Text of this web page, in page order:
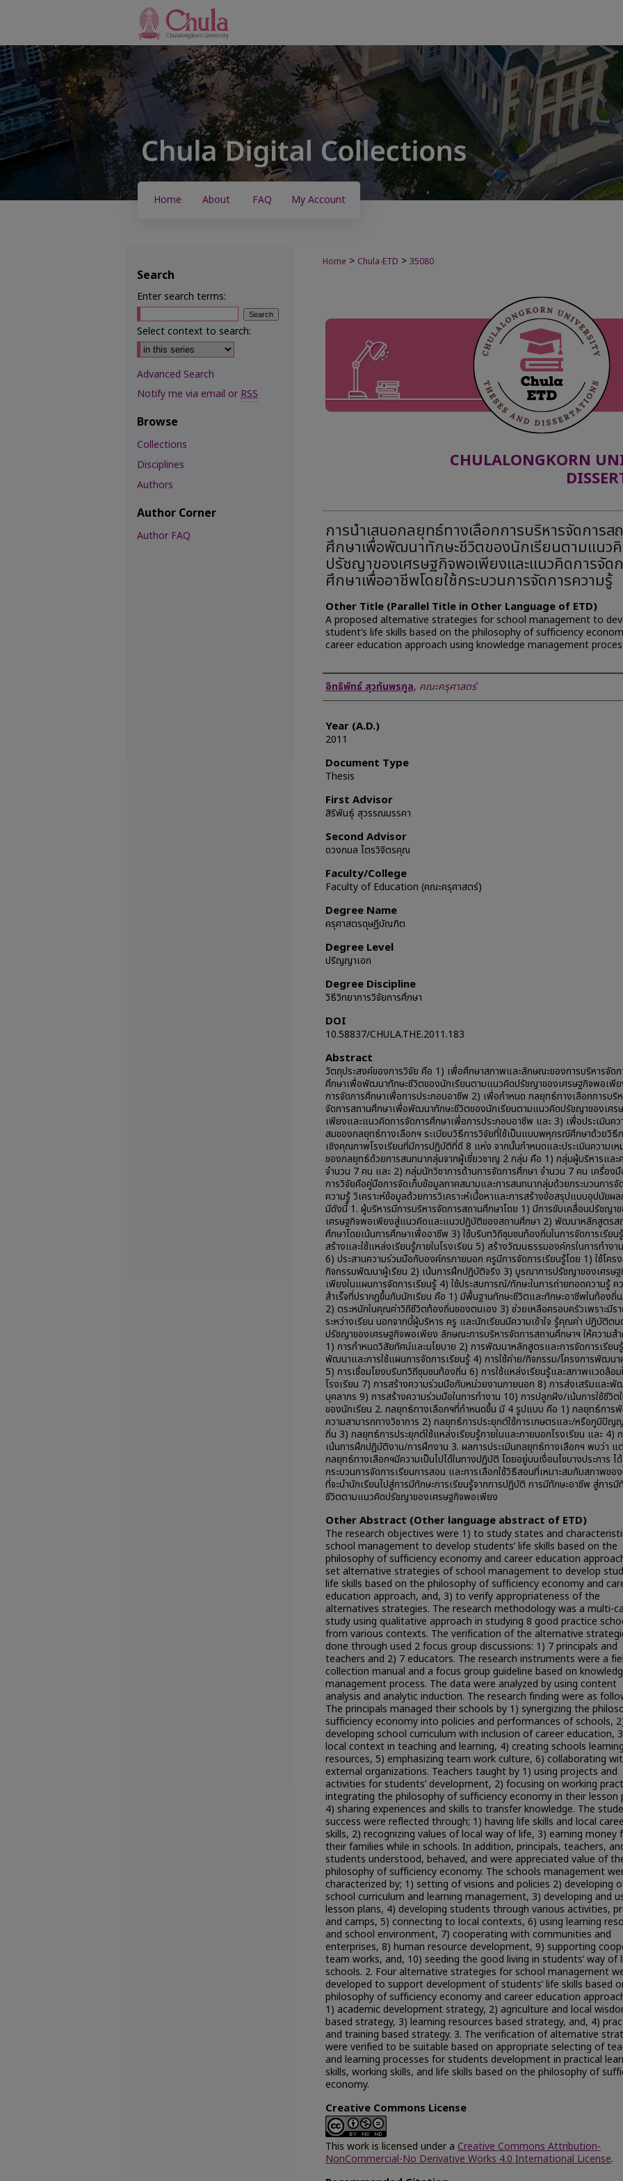
Home About FAQ My Account
Home > Chula-ETD > 35080
CHULALONGKORN
การนำเสนอกลยุทธ์ทางเลือกการบริหารจัดการส
ศึกษาเพื่อพัฒนาทักษะชีวิตของนักเรียนตามแนว
ปรัชญาของเศรษฐกิจพอเพียงและแนวคิดการจัด
ศึกษาเพื่ออาชีพโดยใช้กระบวนการจัดการความรู้
Other Title (Parallel Title in Other Language of ETD)
A proposed alternative strategies for school management to
student’s life skills based on the philosophy of sufficiency
career education approach using knowledge management
Author
อิทธิพัทธ์ สุวทันพรกูล, คณะครุศาสตร์
Year (A.D.)
2011
Document Type
Thesis
First Advisor
สิริพันธุ์ สุวรรณมรรคา
Second Advisor
ดวงกมล ไตรวิจิตรคุณ
Faculty/College
Faculty of Education (คณะครุศาสตร์)
Degree Name
ครุศาสตรดุษฎีบัณฑิต
Degree Level
ปริญญาเอก
Degree Discipline
วิธีวิทยาการวิจัยการศึกษา
DOI
10.58837/CHULA.THE.2011.183
Abstract
วัตถุประสงค์ของการวิจัย คือ 1) เพื่อศึกษาสภาพและลักษณะของการบริหารจัดก
ศึกษาเพื่อพัฒนาทักษะชีวิตของนักเรียนตามแนวคิดปรัชญาของเศรษฐกิจพอเพี
การจัดการศึกษาเพื่อการประกอบอาชีพ 2) เพื่อกำหนด กลยุทธ์ทางเลือกการบริ
จัดการสถานศึกษาเพื่อพัฒนาทักษะชีวิตของนักเรียนตามแนวคิดปรัชญาของเศร
เพียงและแนวคิดการจัดการศึกษาเพื่อการประกอบอาชีพ และ 3) เพื่อประเมินคว
สมของกลยุทธ์ทางเลือกฯ ระเบียบวิธีการวิจัยที่ใช้เป็นแบบพหุกรณีศึกษาด้วยวิธี
เชิงคุณภาพโรงเรียนที่มีการปฏิบัติที่ดี 8 แห่ง จากนั้นกำหนดและประเมินความเห
ของกลยุทธ์ด้วยการสนทนากลุ่มจากผู้เชี่ยวชาญ 2 กลุ่ม คือ 1) กลุ่มผู้บริหารและ
จำนวน 7 คน และ 2) กลุ่มนักวิชาการด้านการจัดการศึกษา จำนวน 7 คน เครื่องมื
การวิจัยคือคู่มือการจัดเก็บข้อมูลภาคสนามและการสนทนากลุ่มด้วยกระบวนการจั
ความรู้ วิเคราะห์ข้อมูลด้วยการวิเคราะห์เนื้อหาและการสร้างข้อสรุปแบบอุปนัยผล
มีดังนี้ 1. ผู้บริหารมีการบริหารจัดการสถานศึกษาโดย 1) มีการขับเคลื่อนปรัชญา
เศรษฐกิจพอเพียงสู่แนวคิดและแนวปฏิบัติของสถานศึกษา 2) พัฒนาหลักสูตรส
ศึกษาโดยเน้นการศึกษาเพื่ออาชีพ 3) ใช้บริบทวิถีชุมชนท้องถิ่นในการจัดการเรียน
สร้างและใช้แหล่งเรียนรู้ภายในโรงเรียน 5) สร้างวัฒนธรรมองค์กรในการทำงา
6) ประสานความร่วมมือกับองค์กรภายนอก ครูมีการจัดการเรียนรู้โดย 1) ใช้โคร
กิจกรรมพัฒนาผู้เรียน 2) เน้นการฝึกปฏิบัติจริง 3) บูรณาการปรัชญาของเศรษ
เพียงในแผนการจัดการเรียนรู้ 4) ใช้ประสบการณ์/ทักษะในการถ่ายทอดความรู้ ค
สำเร็จที่ปรากฏขึ้นกับนักเรียน คือ 1) มีพื้นฐานทักษะชีวิตและทักษะอาชีพในท้องถิ่
2) ตระหนักในคุณค่าวิถีชีวิตท้องถิ่นของตนเอง 3) ช่วยเหลือครอบครัวเพราะมีร
ระหว่างเรียน นอกจากนี้ผู้บริหาร ครู และนักเรียนมีความเข้าใจ รู้คุณค่า ปฏิบัติต
ปรัชญาของเศรษฐกิจพอเพียง ลักษณะการบริหารจัดการสถานศึกษาฯ ให้ความส
1) การกำหนดวิสัยทัศน์และนโยบาย 2) การพัฒนาหลักสูตรและการจัดการเรียน
พัฒนาและการใช้แผนการจัดการเรียนรู้ 4) การใช้ค่าย/กิจกรรม/โครงการพัฒนา
5) การเชื่อมโยงบริบทวิถีชุมชนท้องถิ่น 6) การใช้แหล่งเรียนรู้และสภาพแวดล้อม
โรงเรียน 7) การสร้างความร่วมมือกับหน่วยงานภายนอก 8) การส่งเสริมและพั
บุคลากร 9) การสร้างความร่วมมือในการทำงาน 10) การปลูกฝัง/เน้นการใช้ชีวิต
ของนักเรียน 2. กลยุทธ์ทางเลือกฯที่กำหนดขึ้น มี 4 รูปแบบ คือ 1) กลยุทธ์การ
ความสามารถทางวิชาการ 2) กลยุทธ์การประยุกต์ใช้การเกษตรและ/หรือภูมิปัญ
ถิ่น 3) กลยุทธ์การประยุกต์ใช้แหล่งเรียนรู้ภายในและภายนอกโรงเรียน และ 4)
เน้นการฝึกปฏิบัติงาน/การฝึกงาน 3. ผลการประเมินกลยุทธ์ทางเลือกฯ พบว่า แ
กลยุทธ์ทางเลือกฯมีความเป็นไปได้ในทางปฏิบัติ โดยอยู่บนเงื่อนไขบางประการ ไ
กระบวนการจัดการเรียนการสอน และการเลือกใช้วิธีสอนที่เหมาะสมกับสภาพขอ
ที่จะนำนักเรียนไปสู่การมีทักษะการเรียนรู้จากการปฏิบัติ การมีทักษะอาชีพ สู่การมี
ชีวิตตามแนวคิดปรัชญาของเศรษฐกิจพอเพียง
Other Abstract (Other language abstract of ETD)
The research objectives were 1) to study states and
school management to develop students’ life skills based on the
philosophy of sufficiency economy and career education
set alternative strategies of school management to develop
life skills based on the philosophy of sufficiency economy and
education approach, and, 3) to verify appropriateness of the
alternatives strategies. The research methodology was a multi-
study using qualitative approach in studying 8 good practice
from various contexts. The verification of the alternative
done through used 2 focus group discussions: 1) 7 principals and
teachers and 2) 7 educators. The research instruments were a
collection manual and a focus group guideline based on
management process. The data were analyzed by using content
analysis and analytic induction. The research finding were as
The principals managed their schools by 1) synergizing the
sufficiency economy into policies and performances of schools,
developing school curriculum with inclusion of career education,
local context in teaching and learning, 4) creating schools learning
resources, 5) emphasizing team work culture, 6) collaborating
external organizations. Teachers taught by 1) using projects and
activities for students’ development, 2) focusing on working
integrating the philosophy of sufficiency economy in their lesson
4) sharing experiences and skills to transfer knowledge. The
success were reflected through; 1) having life skills and local
skills, 2) recognizing values of local way of life, 3) earning money
their families while in schools. In addition, principals, teachers,
students understood, behaved, and were appreciated value of
philosophy of sufficiency economy. The schools management
characterized by; 1) setting of visions and policies 2) developing
school curriculum and learning management, 3) developing and
lesson plans, 4) developing students through various activities,
and camps, 5) connecting to local contexts, 6) using learning
and school environment, 7) cooperating with communities and
enterprises, 8) human resource development, 9) supporting
team works, and, 10) seeding the good living in students’ way of
schools. 2. Four alternative strategies for school management
developed to support development of students’ life skills based
philosophy of sufficiency economy and career education
1) academic development strategy, 2) agriculture and local
based strategy, 3) learning resources based strategy, and, 4)
and training based strategy. 3. The verification of alternative
were verified to be suitable based on appropriate selecting of
and learning processes for students development in practical
skills, working skills, and life skills based on the philosophy of
economy.
Creative Commons License
This work is licensed under a Creative Commons Attribution-
NonCommercial-No Derivative Works 4.0 International License.
Search
Enter search terms:
Select context to search:
Advanced Search
Notify me via email orRSS
Browse
Collections
Disciplines
Authors
Author Corner
Author FAQ